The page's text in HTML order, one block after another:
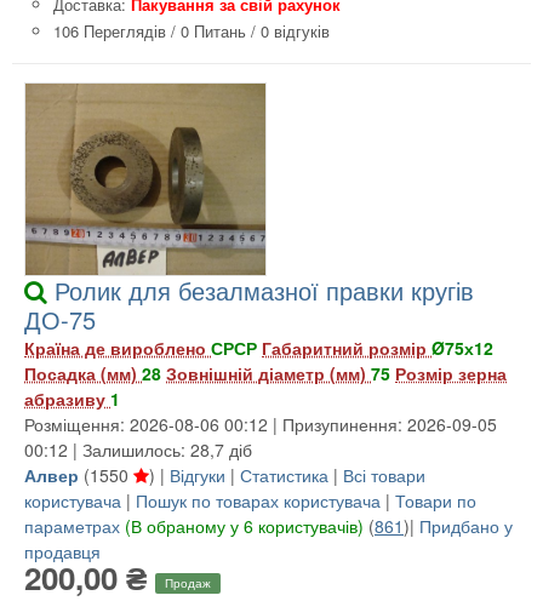
106 Переглядів / 0 Питань / 0 відгуків
Ролик для безалмазної правки кругів
ДО-75
Країна де вироблено СРСР Габаритний розмір Ø75х12
Посадка (мм) 28 Зовнішній діаметр (мм) 75 Розмір зерна
абразиву 1
Розміщення: 2026-08-06 00:12 | Призупинення: 2026-09-05
00:12 | Залишилось: 28,7 діб
Алвер (1550 ) | Відгуки | Статистика | Всі товари
користувача | Пошук по товарах користувача | Товари по
параметрах (В обраному у 6 користувачів) (861)| Придбано у
продавця
200,00 ₴ Продаж